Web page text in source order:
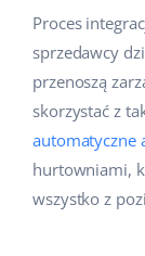
Proces
sprzedawcy
przenoszą
skorzystać z
automatyczne
hurtowniami,
wszystko z